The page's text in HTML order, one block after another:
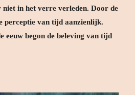
niet in het verre verleden. Door de
perceptie van tijd aanzienlijk.
eeuw begon de beleving van tijd